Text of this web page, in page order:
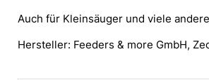
Auch für Kleinsäuger und viele
Hersteller: Feeders & more GmbH,